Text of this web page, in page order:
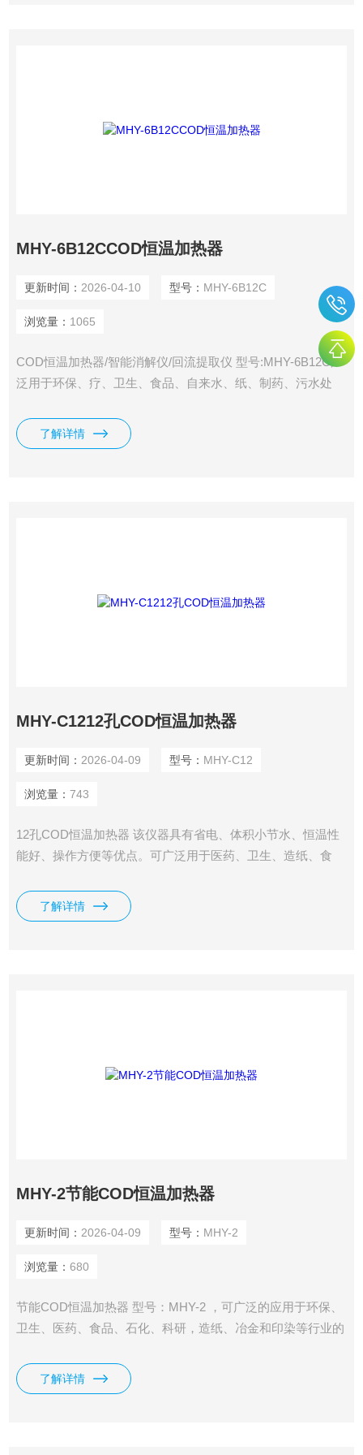
MHY-6B12CCOD恒温加热器
更新时间： 2026-04-10 型号： MHY-6B12C
浏览量： 1065
COD恒温加热器/智能消解仪/回流提取仪 型号:MHY-6B12C广
泛用于环保、疗、卫生、食品、自来水、纸、制药、污水处
量范围：5～1000mg/L,1000～10000mg/L(稀释,标配100毫升
烧杯) 测量时间：0-200分钟内意设置 ·控温度：±1℃ 孔温误
了解详情
MHY-C1212孔COD恒温加热器
更新时间： 2026-04-09 型号： MHY-C12
浏览量： 743
12孔COD恒温加热器 该仪器具有省电、体积小节水、恒温性
能好、操作方便等优点。可广泛用于医药、卫生、造纸、食
业的水质监测。
了解详情
MHY-2节能COD恒温加热器
更新时间： 2026-04-09 型号： MHY-2
浏览量： 680
节能COD恒温加热器 型号：MHY-2 ，可广泛的应用于环保、
卫生、医药、食品、石化、科研，造纸、冶金和印染等行业的
需氧量的回流装置相比，具有体积小、节水、节电、恒温、操
作简便等特点。
了解详情